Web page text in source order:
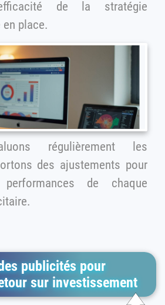
place.
des ajustements pour
de chaque
publicités pour
sur investissement